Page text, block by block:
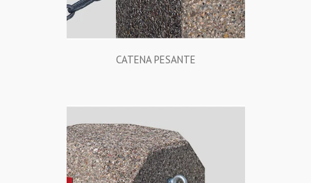
CATENA PESANTE